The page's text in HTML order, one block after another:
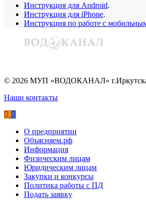
Инструкция для Android.
Инструкция для iPhone.
Инструкция по работе с
© 2026 МУП «ВОДОКАНАЛ»
Наши контакты
О предприятии
Объясняем.рф
Информация
Физическим лицам
Юридическим лицам
Закупки и конкурсы
Политика работы с ПД
Подать заявку